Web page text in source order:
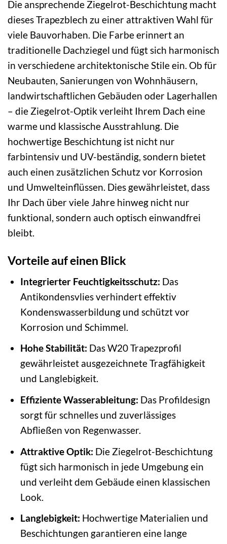
Die ansprechende Ziegelrot-Beschichtung macht
dieses Trapezblech zu einer attraktiven Wahl für
viele Bauvorhaben. Die Farbe erinnert an
traditionelle Dachziegel und fügt sich harmonisch
in verschiedene architektonische Stile ein. Ob für
Neubauten, Sanierungen von Wohnhäusern,
landwirtschaftlichen Gebäuden oder Lagerhallen
– die Ziegelrot-Optik verleiht Ihrem Dach eine
warme und klassische Ausstrahlung. Die
hochwertige Beschichtung ist nicht nur
farbintensiv und UV-beständig, sondern bietet
auch einen zusätzlichen Schutz vor Korrosion
und Umwelteinflüssen. Dies gewährleistet, dass
Ihr Dach über viele Jahre hinweg nicht nur
funktional, sondern auch optisch einwandfrei
bleibt.
Vorteile auf einen Blick
Integrierter Feuchtigkeitsschutz: Das
Antikondensvlies verhindert effektiv
Kondenswasserbildung und schützt vor
Korrosion und Schimmel.
Hohe Stabilität: Das W20 Trapezprofil
gewährleistet ausgezeichnete Tragfähigkeit
und Langlebigkeit.
Effiziente Wasserableitung: Das Profildesign
sorgt für schnelles und zuverlässiges
Abfließen von Regenwasser.
Attraktive Optik: Die Ziegelrot-Beschichtung
fügt sich harmonisch in jede Umgebung ein
und verleiht dem Gebäude einen klassischen
Look.
Langlebigkeit: Hochwertige Materialien und
Beschichtungen garantieren eine lange